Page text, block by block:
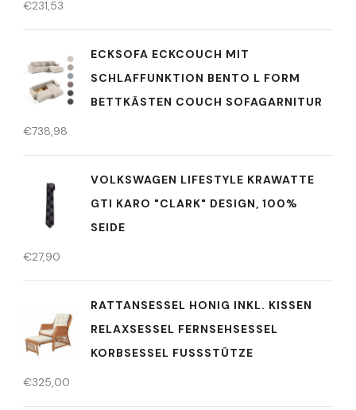
€231,53
ECKSOFA ECKCOUCH MIT
SCHLAFFUNKTION BENTO L FORM
BETTKÄSTEN COUCH SOFAGARNITUR
€738,98
VOLKSWAGEN LIFESTYLE KRAWATTE
GTI KARO "CLARK" DESIGN, 100%
SEIDE
€27,90
RATTANSESSEL HONIG INKL. KISSEN
RELAXSESSEL FERNSEHSESSEL
KORBSESSEL FUSSSTÜTZE
€325,00